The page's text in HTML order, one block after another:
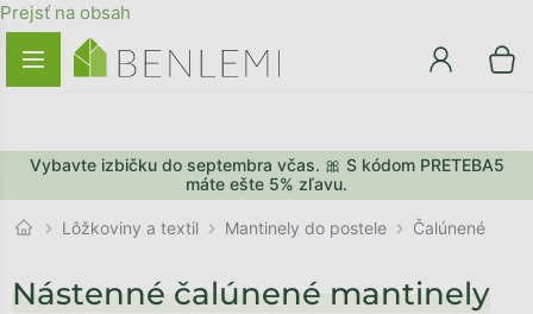
Prejsť na obsah
Vybavte izbičku do septembra včas. 🎀 S kódom PRETEBA5
máte ešte 5% zľavu.
Lôžkoviny a textil Mantinely do postele Čalúnené
Nástenné čalúnené mantinely